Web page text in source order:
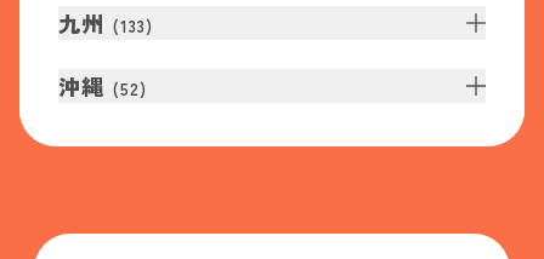
九州 (133)
沖縄 (52)